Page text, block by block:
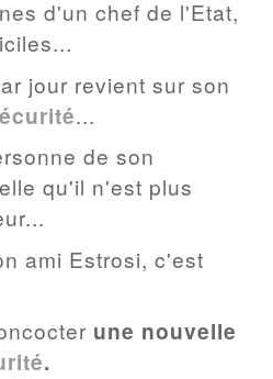
d'un chef de l'Etat,
jour revient sur son
...
de son
qu'il n'est plus
ami Estrosi, c'est
une nouvelle
.